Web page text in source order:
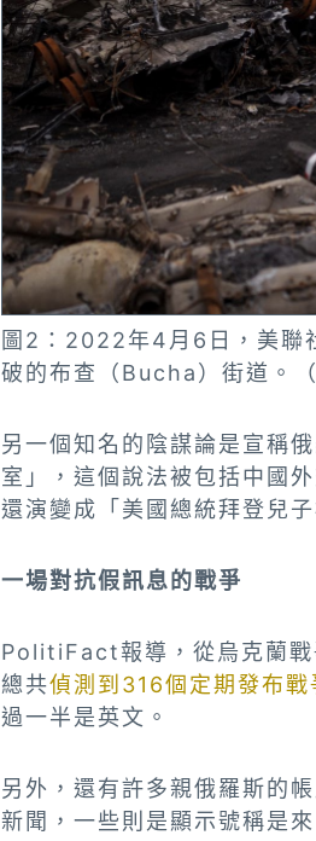
圖2：2022年4月6日，美聯
破的布查（Bucha）街道。（
另一個知名的陰謀論是宣稱
室」，這個說法被包括中國
還演變成「美國總統拜登兒
一場對抗假訊息的戰爭
PolitiFact報導，從烏克蘭戰
總共偵測到316個定期發布戰
過一半是英文。
另外，還有許多親俄羅斯的
新聞，一些則是顯示號稱是